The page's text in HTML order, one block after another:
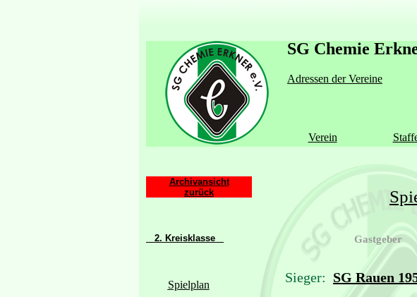
SG Chemie
Adressen der Vereine
Verein
Archivansicht
zurück
2. Kreisklasse
Spielplan
Gastgeber
Sieger: SG Rauen